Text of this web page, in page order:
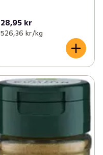
28,95 kr
526,36 kr /kg